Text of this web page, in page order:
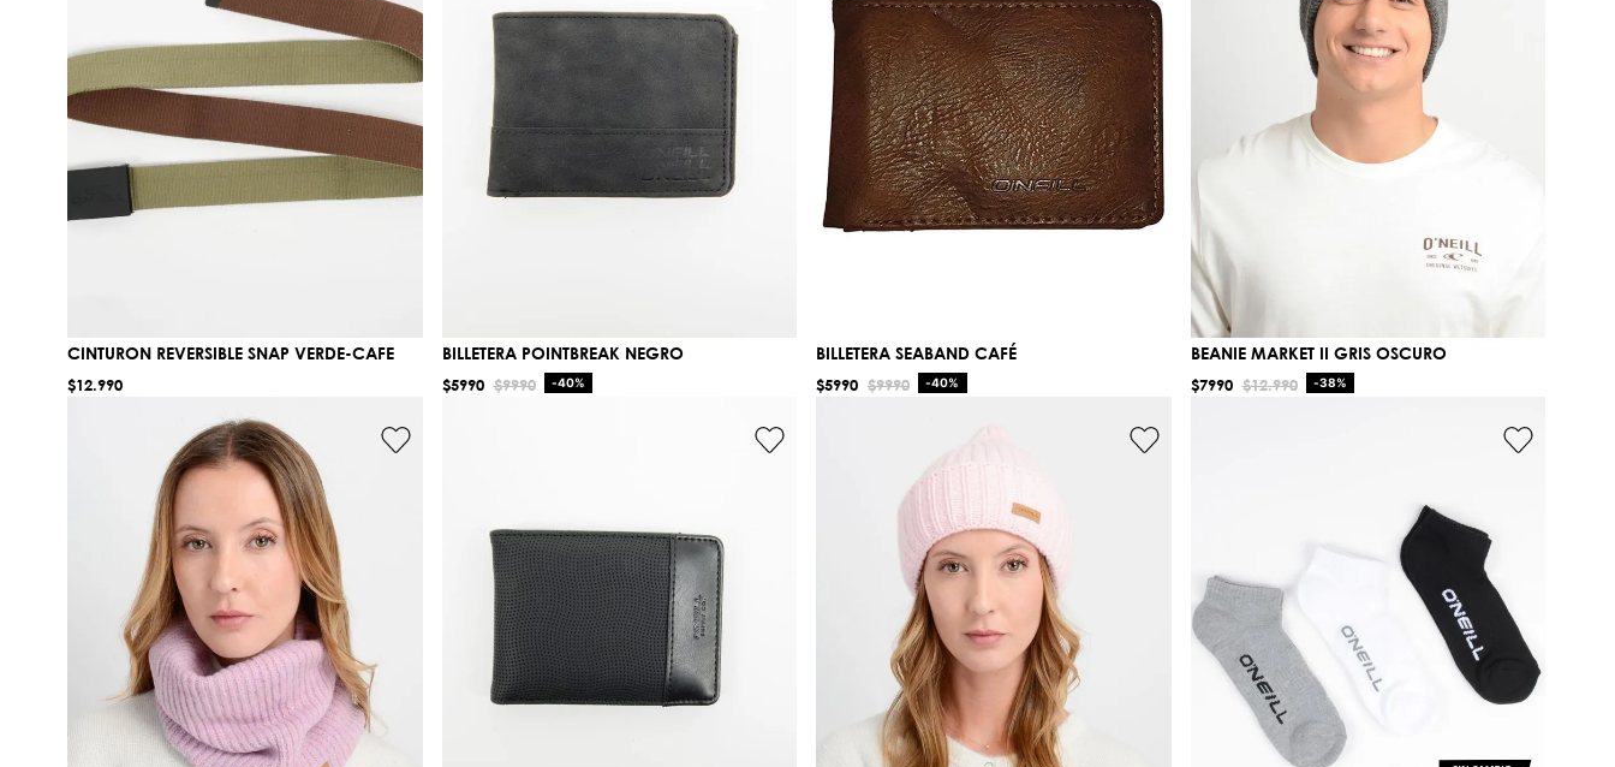
CINTURON REVERSIBLE SNAP VERDE-CAFE
$12.990
BILLETERA POINTBREAK NEGRO
$9990
$5990 -40%
BILLETERA SEABAND CAFÉ
$9990
$5990 -40%
BEANIE MARKET II GRIS OSCURO
$12.990
$7990 -38%